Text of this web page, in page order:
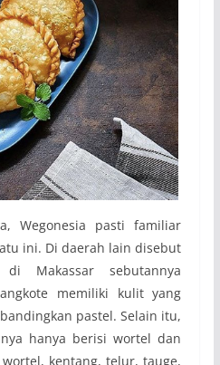
Wegonesia pasti familiar
ini. Di daerah lain disebut
Makassar sebutannya
memiliki kulit yang
pastel. Selain itu,
hanya berisi wortel dan
kentang, telur, tauge,